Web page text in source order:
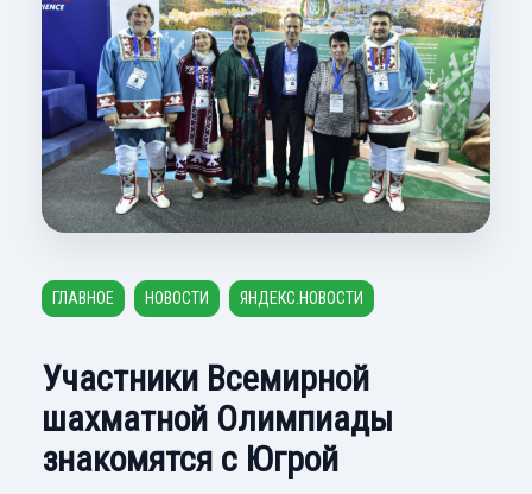
ГЛАВНОЕ НОВОСТИ ЯНДЕКС.НОВОСТИ
Участники Всемирной
шахматной Олимпиады
знакомятся с Югрой